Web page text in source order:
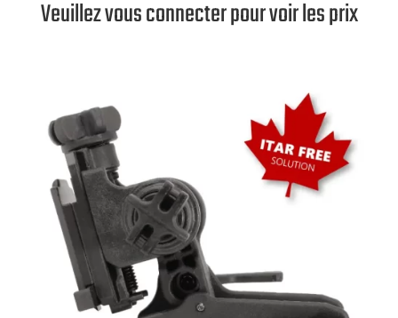
Veuillez vous connecter pour voir les prix